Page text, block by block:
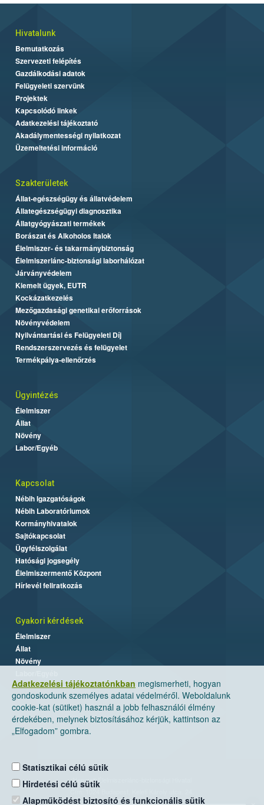
Adatkezelési tájékoztatónkban megismerheti, hogyan
gondoskodunk személyes adatai védelméről. Weboldalunk
cookie-kat (sütiket) használ a jobb felhasználói élmény
érdekében, melynek biztosításához kérjük, kattintson az
„Elfogadom” gombra.
Statisztikai célú sütik
Hirdetési célú sütik
Alapműködést biztosító és funkcionális sütik
Hivatalunk
Bemutatkozás
Szervezeti felépítés
Gazdálkodási adatok
Felügyeleti szervünk
Projektek
Kapcsolódó linkek
Adatkezelési tájékoztató
Akadálymentességi nyilatkozat
Üzemeltetési információ
Szakterületek
Állat-egészségügy és állatvédelem
Állategészségügyi diagnosztika
Állatgyógyászati termékek
Borászat és Alkoholos Italok
Élelmiszer- és takarmánybiztonság
Élelmiszerlánc-biztonsági laborhálózat
Járványvédelem
Kiemelt ügyek, EUTR
Kockázatkezelés
Mezőgazdasági genetikai erőforrások
Növényvédelem
Nyilvántartási és Felügyeleti Díj
Rendszerszervezés és felügyelet
Termékpálya-ellenőrzés
Ügyintézés
Élelmiszer
Állat
Növény
Labor/Egyéb
Kapcsolat
Nébih Igazgatóságok
Nébih Laboratóriumok
Kormányhivatalok
Sajtókapcsolat
Ügyfélszolgálat
Hatósági jogsegély
Élelmiszermentő Központ
Hírlevél feliratkozás
Gyakori kérdések
Élelmiszer
Állat
Növény
Nemzeti Élelmiszerlánc-biztonsági Hivatal
Levelezési cím: 1525 Budapest. Pf. 30.